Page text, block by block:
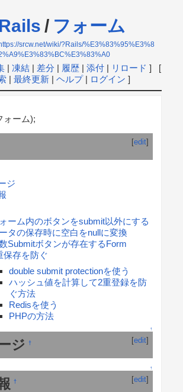
Rails / フォーム
https://srcw.net/wiki/?Rails/%E3%83%95%E3%8
| 凍結| 差分 | 履歴| 添付| リロード ] [
| 最終更新| ヘルプ| ログイン ]
ォーム);
[edit]
ジ
ーム内のボタンをsubmit以外にする
タの保存時に空白をnullに変換
Submitボタンが存在するForm
保存を防ぐ
double submit protectionを使う
ハッシュ値を計算して2重登録を防
ぐ方法
Redisを使う
PHPの方法
↑
ジ † [edit]
↑
† [edit]